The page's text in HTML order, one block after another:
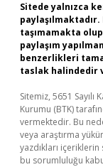
Sitede yalnızca
taşımamakta
paylaşım
benzerlikleri
taslak halindedir
Sitemiz, 5651
Kurumu (BTK)
vermektedir. Bu
veya araştırma
yazdıkları
bu sorumluluğu